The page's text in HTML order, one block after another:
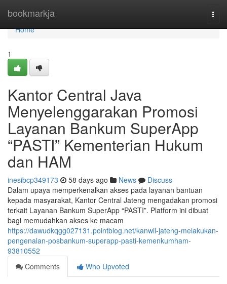
bookmarkja
Home
Home
1
Kantor Central Java
Menyelenggarakan Promosi
Layanan Bankum SuperApp
“PASTI” Kementerian Hukum
dan HAM
inesibcp349173 58 days ago News
Discuss
Dalam upaya memperkenalkan akses pada layanan bantuan
kepada masyarakat, Kantor Central Jateng mengadakan promosi
terkait Layanan Bankum SuperApp “PASTI”. Platform ini dibuat
bagi memudahkan akses ke macam
https://dawudkqgg027131.pointblog.net/kanwil-jateng-melakukan-
pengenalan-posbankum-superapp-pasti-kemenkumham-
93810552
Comments
Who Upvoted